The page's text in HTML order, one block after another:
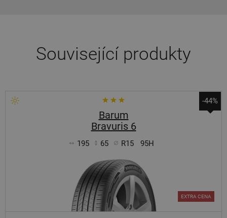
Související produkty
-44%
Barum
Bravuris 6
195 65 R15 95H
EXTRA CENA